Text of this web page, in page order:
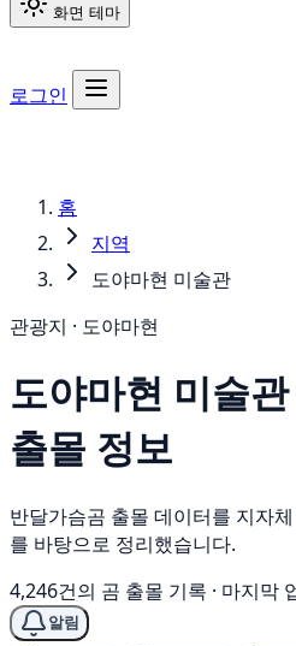
화면 테마
로그인
홈
지역
도야마현 미술관
관광지 · 도야마현
도야마현 미술관
출몰 정보
반달가슴곰 출몰 데이터를 지자
를 바탕으로 정리했습니다.
4,246건의 곰 출몰 기록 · 마지막
알림